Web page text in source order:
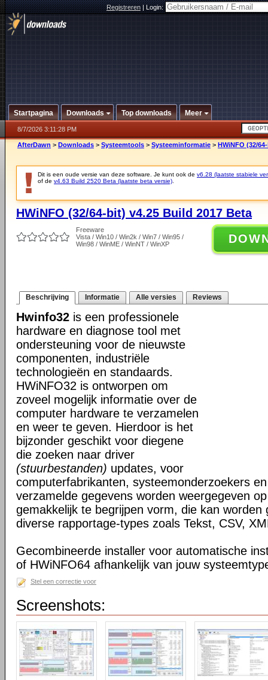
Registreren|Login:
Startpagina Downloads Top downloads Meer
8/7/2026 3:11:28 PM
AfterDawn > Downloads > Systeemtools > Systeeminformatie > HWiNFO (32/
Dit is een oude versie van deze software. Je kunt ook de v6.28 (laatste stabiele
of de v4.63 Build 2520 Beta (laatste beta versie)
HWiNFO (32/64-bit) v4.25 Build 2017 Beta
Freeware
Vista / Win10 / Win2k / Win7 / Win95 /
Win98 / WinME / WinNT / WinXP
Beschrijving Informatie Alle versies Reviews
Hwinfo32 is een professionele
hardware en diagnose tool met
ondersteuning voor de nieuwste
componenten, industriële
technologieën en standaards.
HWiNFO32 is ontworpen om
zoveel mogelijk informatie over de
computer hardware te verzamelen
en weer te geven. Hierdoor is het
bijzonder geschikt voor diegene
die zoeken naar driver
(stuurbestanden) updates, voor
computerfabrikanten, systeemonderzoekers
verzamelde gegevens worden weergegeven
gemakkelijk te begrijpen vorm, die kan worden
diverse rapportage-types zoals Tekst, CSV,
Gecombineerde installer voor automatische
of HWiNFO64 afhankelijk van jouw
Stel een correctie voor
Screenshots: